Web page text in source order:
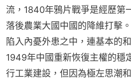
流，1840年鴉片戰爭是經歷第
落後農業大國中國的降維打擊
陷入內憂外患之中，連基本的
1949年中國重新恢復主權的穩
行工業建設，但因為極左思潮